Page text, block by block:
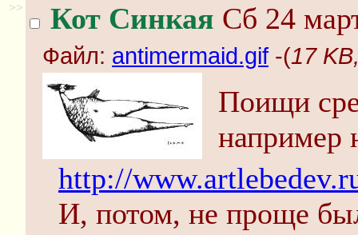
>> Кот Синкая Сб 24
Файл: antimermaid.gif -(17
Поищи
например
http://
И, потом, не проще